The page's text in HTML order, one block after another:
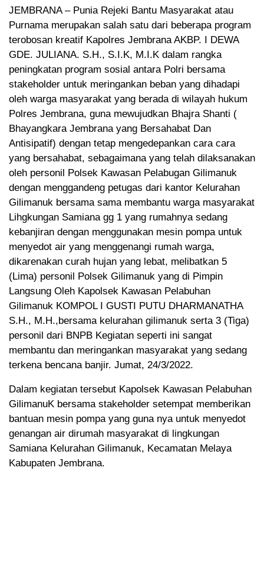
JEMBRANA – Punia Rejeki Bantu Masyarakat atau
Purnama merupakan salah satu dari beberapa program
terobosan kreatif Kapolres Jembrana AKBP. I DEWA
GDE. JULIANA. S.H., S.I.K, M.I.K dalam rangka
peningkatan program sosial antara Polri bersama
stakeholder untuk meringankan beban yang dihadapi
oleh warga masyarakat yang berada di wilayah hukum
Polres Jembrana, guna mewujudkan Bhajra Shanti (
Bhayangkara Jembrana yang Bersahabat Dan
Antisipatif) dengan tetap mengedepankan cara cara
yang bersahabat, sebagaimana yang telah dilaksanakan
oleh personil Polsek Kawasan Pelabugan Gilimanuk
dengan menggandeng petugas dari kantor Kelurahan
Gilimanuk bersama sama membantu warga masyarakat
Lihgkungan Samiana gg 1 yang rumahnya sedang
kebanjiran dengan menggunakan mesin pompa untuk
menyedot air yang menggenangi rumah warga,
dikarenakan curah hujan yang lebat, melibatkan 5
(Lima) personil Polsek Gilimanuk yang di Pimpin
Langsung Oleh Kapolsek Kawasan Pelabuhan
Gilimanuk KOMPOL I GUSTI PUTU DHARMANATHA
S.H., M.H.,bersama kelurahan gilimanuk serta 3 (Tiga)
personil dari BNPB Kegiatan seperti ini sangat
membantu dan meringankan masyarakat yang sedang
terkena bencana banjir. Jumat, 24/3/2022.
Dalam kegiatan tersebut Kapolsek Kawasan Pelabuhan
GilimanuK bersama stakeholder setempat memberikan
bantuan mesin pompa yang guna nya untuk menyedot
genangan air dirumah masyarakat di lingkungan
Samiana Kelurahan Gilimanuk, Kecamatan Melaya
Kabupaten Jembrana.